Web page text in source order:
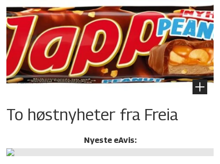
To høstnyheter fra Freia
Nyeste eAvis: